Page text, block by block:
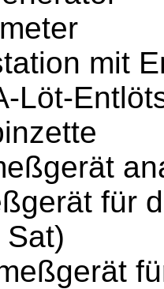
mit
Löt-
für